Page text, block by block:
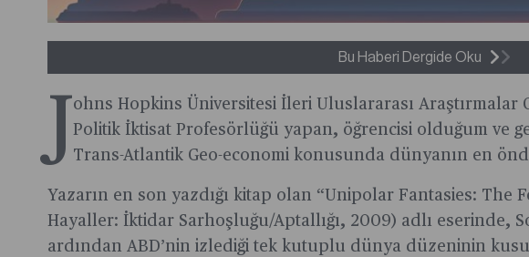
Bu Haberi Dergide Oku
J ohns Hopkins Üniversitesi İleri Uluslararası Araştırmalar
Politik İktisat Profesörlüğü yapan, öğrencisi olduğum ve
Trans-Atlantik Geo-economi konusunda dünyanın en
Yazarın en son yazdığı kitap olan “Unipolar Fantasies: The
Hayaller: İktidar Sarhoşluğu/Aptallığı, 2009) adlı eserinde,
ardından ABD’nin izlediği tek kutuplu dünya düzeninin